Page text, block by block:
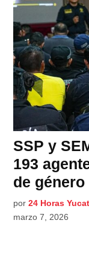
SSP y
193
de género
por 24 Horas
marzo 7, 2026